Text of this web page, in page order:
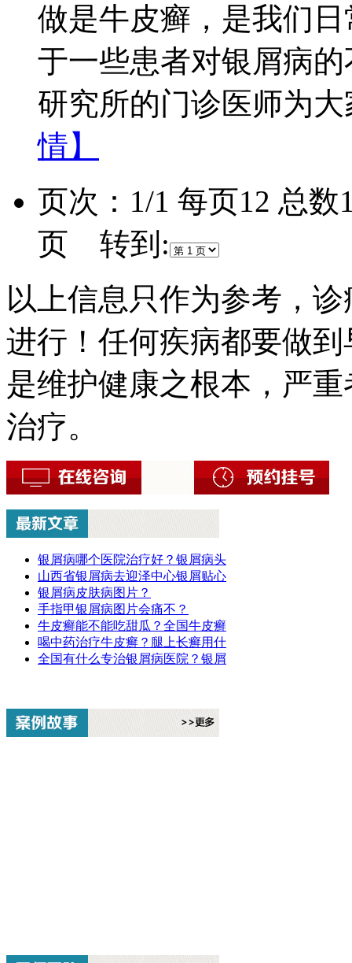
做是牛皮癣，是我们
于一些患者对银屑病
研究所的门诊医师为
情】
页次：1/1 每页12 总
页 转到:
以上信息只作为参考，
进行！任何疾病都要做
是维护健康之根本，严
治疗。
银屑病哪个医院治疗好？银屑病头
山西省银屑病去迎泽中心银屑贴心
银屑病皮肤病图片？
手指甲银屑病图片会痛不？
牛皮癣能不能吃甜瓜？全国牛皮癣
喝中药治疗牛皮癣？腿上长癣用什
全国有什么专治银屑病医院？银屑